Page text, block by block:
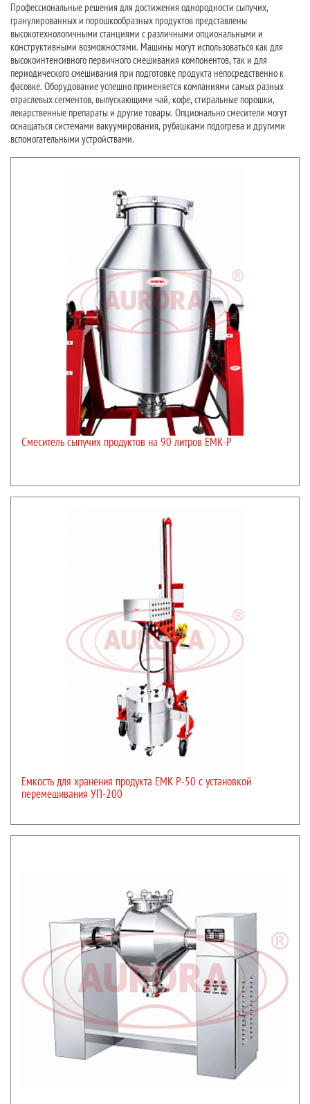
Профессиональные решения для достижения однородности сыпучих,
гранулированных и порошкообразных продуктов представлены
высокотехнологичными станциями с различными опциональными и
конструктивными возможностями. Машины могут использоваться как для
высокоинтенсивного первичного смешивания компонентов, так и для
периодического смешивания при подготовке продукта непосредственно к
фасовке. Оборудование успешно применяется компаниями самых разных
отраслевых сегментов, выпускающими чай, кофе, стиральные порошки,
лекарственные препараты и другие товары. Опционально смесители могут
оснащаться системами вакуумирования, рубашками подогрева и другими
вспомогательными устройствами.
Смеситель сыпучих продуктов на 90 литров ЕМК-Р
Емкость для хранения продукта ЕМК Р-50 с установкой
перемешивания УП-200